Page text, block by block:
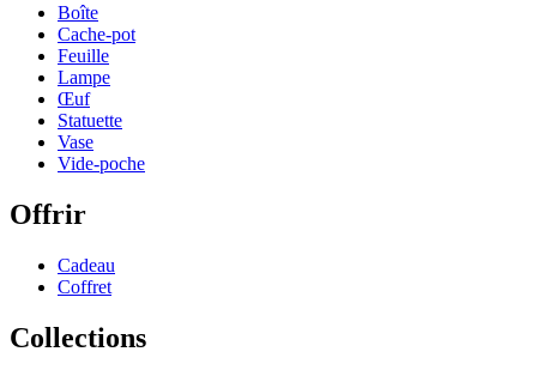
Boîte
Cache-pot
Feuille
Lampe
Œuf
Statuette
Vase
Vide-poche
Offrir
Cadeau
Coffret
Collections